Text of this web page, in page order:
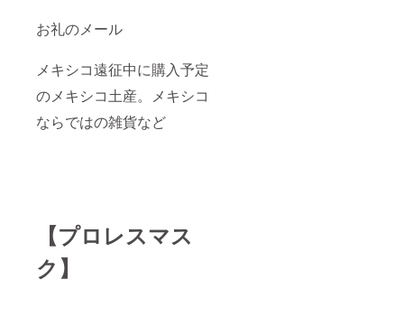
お礼のメール
メキシコ遠征中に購入予定
のメキシコ土産。メキシコ
ならではの雑貨など
【プロレスマス
ク】